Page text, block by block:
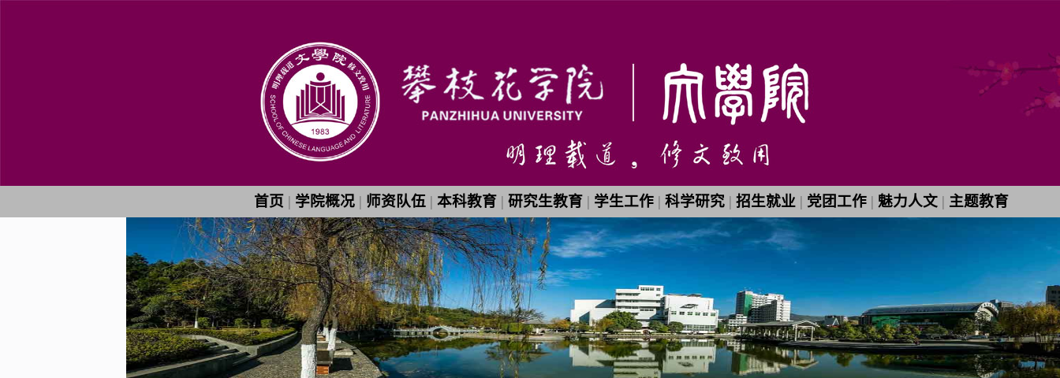
首页 | 学院概况 | 师资队伍 | 本科教育 | 研究生教育 | 学生工作 | 科学研究 | 招生就业 | 党团工作 | 魅力人文 | 主题教育